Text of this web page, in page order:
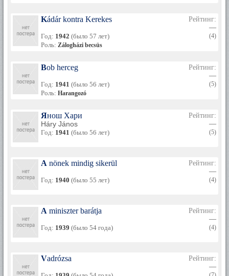
Kádár kontra Kerekes
Год: 1942 (было 57 лет)
Роль: Zálogházi becsüs
Рейтинг:
—
(4)
Bob herceg
Год: 1941 (было 56 лет)
Роль: Harangozó
Рейтинг:
—
(5)
Янош Хари
Háry János
Год: 1941 (было 56 лет)
Рейтинг:
—
(5)
A nönek mindig sikerül
Год: 1940 (было 55 лет)
Рейтинг:
—
(4)
A miniszter barátja
Год: 1939 (было 54 года)
Рейтинг:
—
(4)
Vadrózsa
Рейтинг:
—